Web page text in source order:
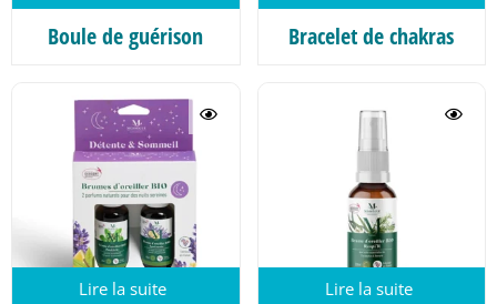
Boule de guérison Bracelet de chakras
Lire la suite Lire la suite